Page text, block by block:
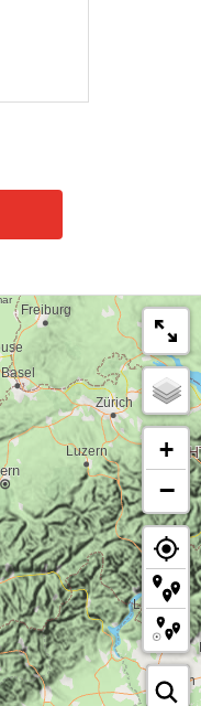
+
−